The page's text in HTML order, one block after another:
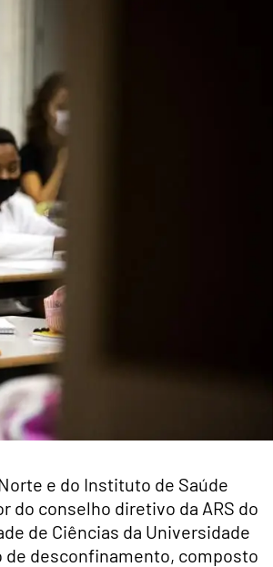
e do Instituto de Saúde
do conselho diretivo da ARS do
de Ciências da Universidade
de desconfinamento, composto